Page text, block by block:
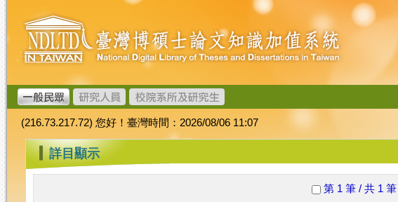
跳
到
主
要
內
容
臺
灣
博
碩
士
論
文
加
值
系
統
(216.73.217.72) 您好！臺灣時間：2026/08/06 11:07
::: 詳目顯示
第 1 筆 / 共 1 筆